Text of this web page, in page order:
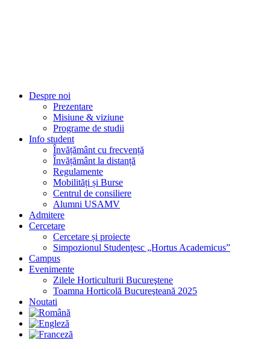
Despre noi
Prezentare
Misiune & viziune
Programe de studii
Info student
Învățământ cu frecvență
Învățământ la distanță
Regulamente
Mobilități și Burse
Centrul de consiliere
Alumni USAMV
Admitere
Cercetare
Cercetare și proiecte
Simpozionul Studenţesc „Hortus Academicus”
Campus
Evenimente
Zilele Horticulturii Bucureştene
Toamna Horticolă Bucureşteană 2025
Noutati